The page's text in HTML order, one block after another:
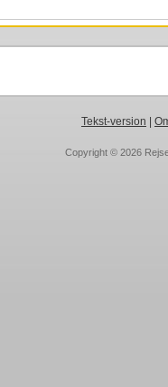
Tekst-version
Copyright © 2026